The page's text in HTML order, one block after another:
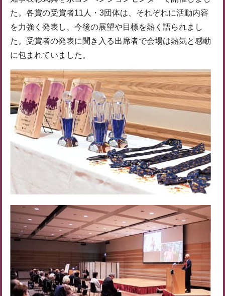
た。各賞の受賞者11人・3団体は、それぞれに活動内容
を力強く発表し、今後の展望や目標を熱く語られまし
た。受賞者の発表に聞き入る出席者で会場は熱気と感動
に包まれていました。